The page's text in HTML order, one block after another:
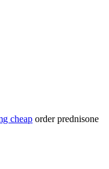
cheap order prednisone